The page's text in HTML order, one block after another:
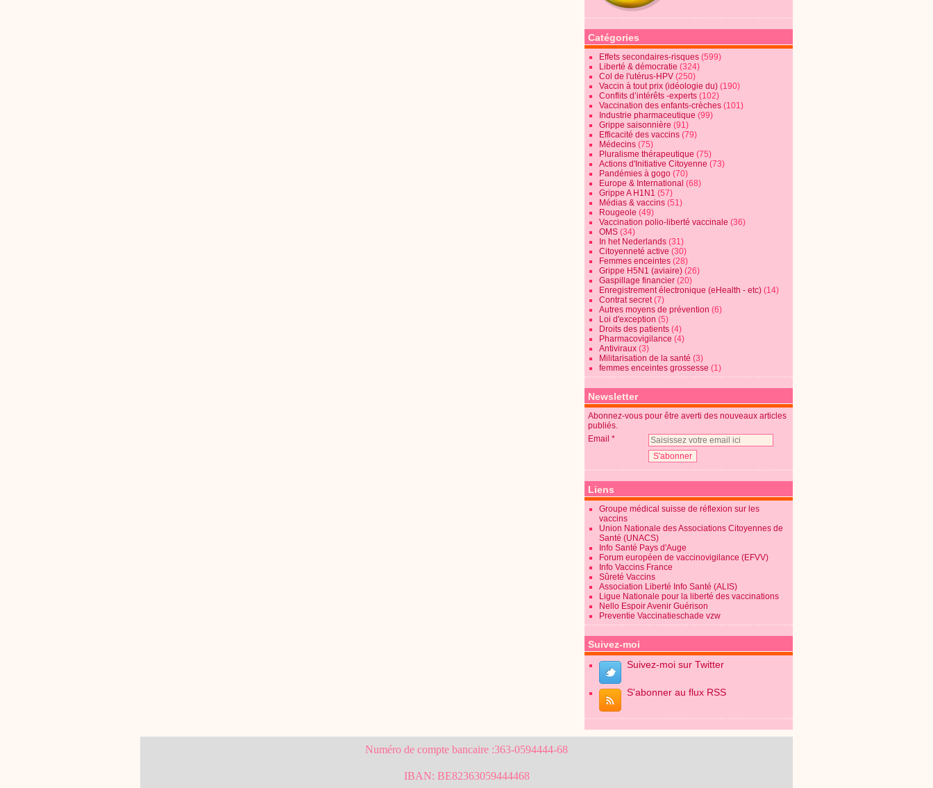
Catégories
Effets secondaires-risques (599)
Liberté & démocratie (324)
Col de l'utérus-HPV (250)
Vaccin à tout prix (idéologie du) (190)
Conflits d’intérêts -experts (102)
Vaccination des enfants-crèches (101)
Industrie pharmaceutique (99)
Grippe saisonnière (91)
Efficacité des vaccins (79)
Médecins (75)
Pluralisme thérapeutique (75)
Actions d'Initiative Citoyenne (73)
Pandémies à gogo (70)
Europe & International (68)
Grippe A H1N1 (57)
Médias & vaccins (51)
Rougeole (49)
Vaccination polio-liberté vaccinale (36)
OMS (34)
In het Nederlands (31)
Citoyenneté active (30)
Femmes enceintes (28)
Grippe H5N1 (aviaire) (26)
Gaspillage financier (20)
Enregistrement électronique (eHealth - etc) (14)
Contrat secret(7)
Autres moyens de prévention (6)
Loi d'exception (5)
Droits des patients (4)
Pharmacovigilance (4)
Antiviraux (3)
Militarisation de la santé (3)
femmes enceintes grossesse (1)
Newsletter
Abonnez-vous pour être averti des nouveaux articles
publiés.
Email
Liens
Groupe médical suisse de réflexion sur les
vaccins
Union Nationale des Associations Citoyennes de
Santé (UNACS)
Info Santé Pays d'Auge
Forum européen de vaccinovigilance (EFVV)
Info Vaccins France
Sûreté Vaccins
Association Liberté Info Santé (ALIS)
Ligue Nationale pour la liberté des vaccinations
Nello Espoir Avenir Guérison
Preventie Vaccinatieschade vzw
Suivez-moi
Suivez-moi sur Twitter
S'abonner au flux RSS
Numéro de compte bancaire :363-0594444-68
IBAN: BE82363059444468